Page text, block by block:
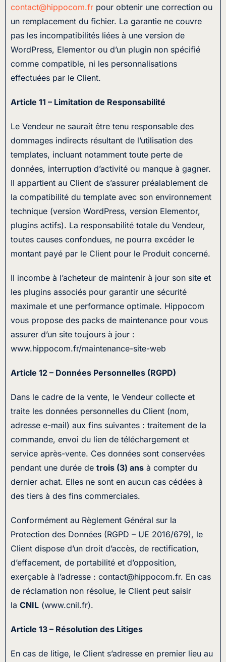
contact@hippocom.fr pour obtenir une correction ou
un remplacement du fichier. La garantie ne couvre
pas les incompatibilités liées à une version de
WordPress, Elementor ou d’un plugin non spécifié
comme compatible, ni les personnalisations
effectuées par le Client.
Article 11 – Limitation de Responsabilité
Le Vendeur ne saurait être tenu responsable des
dommages indirects résultant de l’utilisation des
templates, incluant notamment toute perte de
données, interruption d’activité ou manque à gagner.
Il appartient au Client de s’assurer préalablement de
la compatibilité du template avec son environnement
technique (version WordPress, version Elementor,
plugins actifs). La responsabilité totale du Vendeur,
toutes causes confondues, ne pourra excéder le
montant payé par le Client pour le Produit concerné.
Il incombe à l’acheteur de maintenir à jour son site et
les plugins associés pour garantir une sécurité
maximale et une performance optimale. Hippocom
vous propose des packs de maintenance pour vous
assurer d’un site toujours à jour :
www.hippocom.fr/maintenance-site-web
Article 12 – Données Personnelles (RGPD)
Dans le cadre de la vente, le Vendeur collecte et
traite les données personnelles du Client (nom,
adresse e-mail) aux fins suivantes : traitement de la
commande, envoi du lien de téléchargement et
service après-vente. Ces données sont conservées
pendant une durée de trois (3) ans à compter du
dernier achat. Elles ne sont en aucun cas cédées à
des tiers à des fins commerciales.
Conformément au Règlement Général sur la
Protection des Données (RGPD – UE 2016/679), le
Client dispose d’un droit d’accès, de rectification,
d’effacement, de portabilité et d’opposition,
exerçable à l’adresse : contact@hippocom.fr. En cas
de réclamation non résolue, le Client peut saisir
la CNIL (www.cnil.fr).
Article 13 – Résolution des Litiges
En cas de litige, le Client s’adresse en premier lieu au